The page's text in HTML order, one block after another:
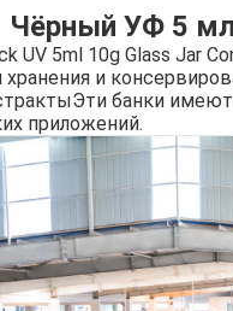
Чёрный УФ 5 мл
UV 5ml 10g Glass Jar
хранения и
банки
приложений.